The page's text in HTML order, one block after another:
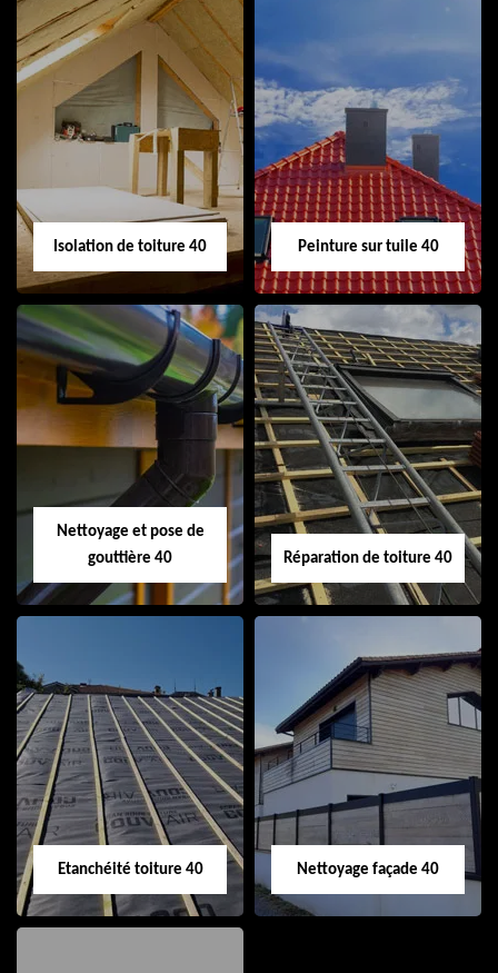
Urgence fuite de
toiture 40
Nettoyage
demoussage
toiture 40
Isolation de toiture 40
Isolation de toiture
40
Peinture sur tuile 40
Peinture sur tuile
40
Nettoyage et pose de
gouttière 40
Nettoyage et pose
de gouttière 40
Réparation de toiture 40
Réparation de
toiture 40
Etanchéité toiture 40 Nettoyage façade 40